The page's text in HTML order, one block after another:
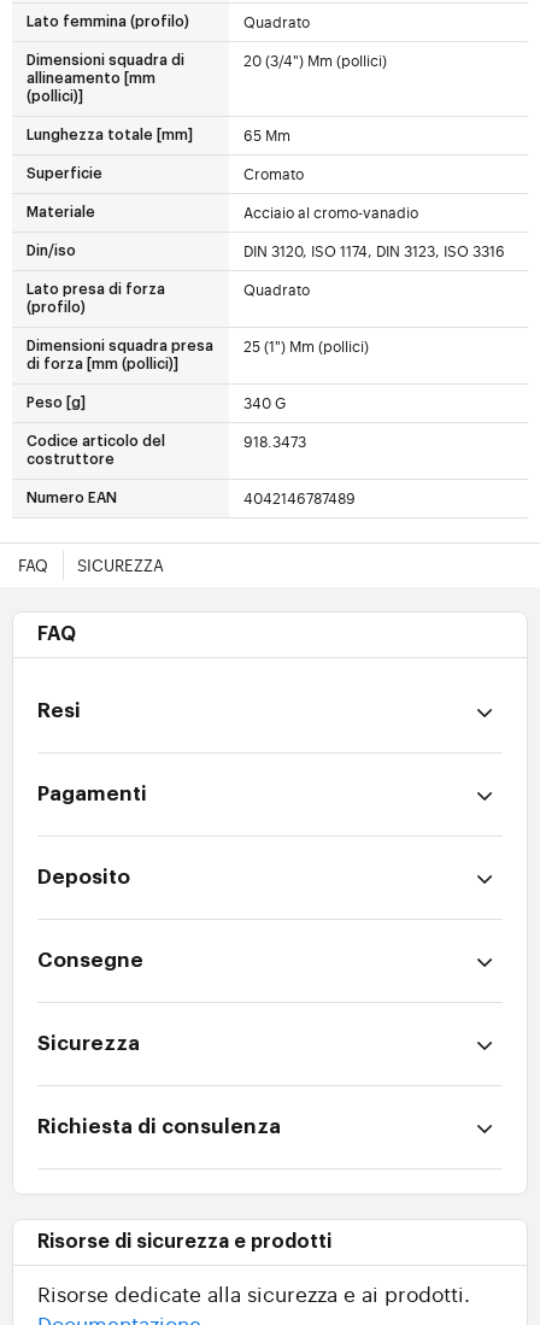
Lato femmina (profilo) Quadrato
Dimensioni squadra di
allineamento [mm
(pollici)]
20 (3/4") Mm (pollici)
Lunghezza totale [mm] 65 Mm
Superficie Cromato
Materiale Acciaio al cromo-vanadio
Din/iso DIN 3120, ISO 1174, DIN 3123, ISO 3316
Lato presa di forza
(profilo)
Quadrato
Dimensioni squadra presa
di forza [mm (pollici)]
25 (1") Mm (pollici)
Peso [g] 340 G
Codice articolo del
costruttore
918.3473
Numero EAN 4042146787489
FAQ SICUREZZA
FAQ
Resi
Pagamenti
Deposito
Consegne
Sicurezza
Richiesta di consulenza
Risorse di sicurezza e prodotti
Risorse dedicate alla sicurezza e ai prodotti.